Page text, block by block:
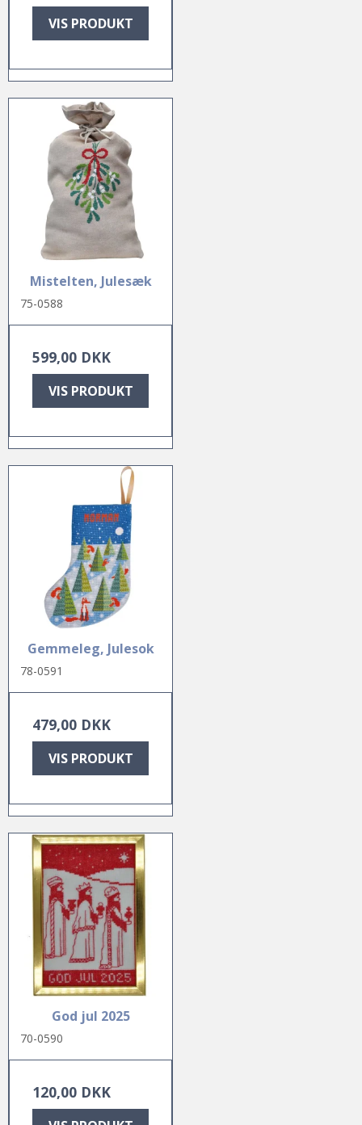
VIS PRODUKT
Mistelten, Julesæk
75-0588
599,00 DKK
VIS PRODUKT
Gemmeleg, Julesok
78-0591
479,00 DKK
VIS PRODUKT
God jul 2025
70-0590
120,00 DKK